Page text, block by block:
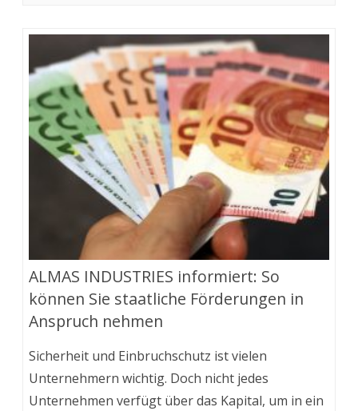
ALMAS INDUSTRIES informiert: So
können Sie staatliche Förderungen in
Anspruch nehmen
Sicherheit und Einbruchschutz ist vielen
Unternehmern wichtig. Doch nicht jedes
Unternehmen verfügt über das Kapital, um in ein